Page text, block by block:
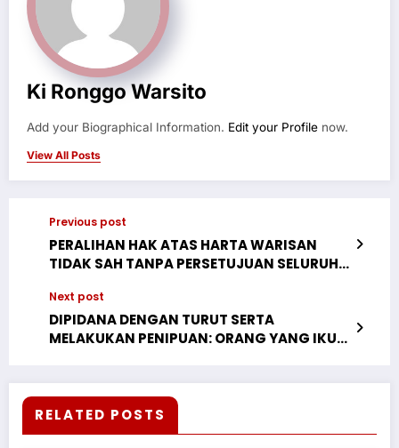
Ki Ronggo Warsito
Add your Biographical Information. Edit your Profile now.
View All Posts
Previous post
PERALIHAN HAK ATAS HARTA WARISAN
TIDAK SAH TANPA PERSETUJUAN SELURUH
Next post
DIPIDANA DENGAN TURUT SERTA
MELAKUKAN PENIPUAN: ORANG YANG IKUT
FIKTIF, MESKIPUN BUKAN PELAKU UTAMA
RELATED POSTS